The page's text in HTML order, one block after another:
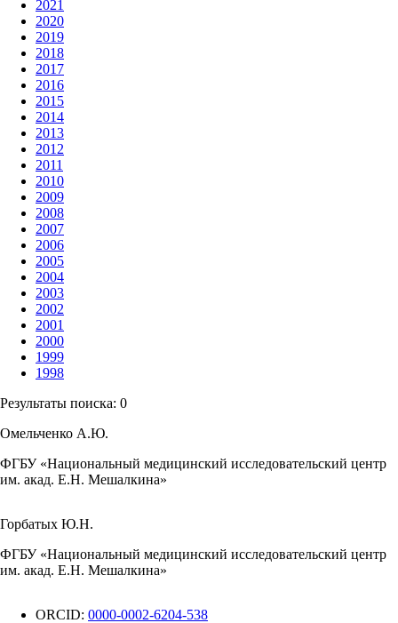
2021
2020
2019
2018
2017
2016
2015
2014
2013
2012
2011
2010
2009
2008
2007
2006
2005
2004
2003
2002
2001
2000
1999
1998
Результаты поиска: 0
Омельченко А.Ю.
ФГБУ «Национальный медицинский исследовательский центр
им. акад. Е.Н. Мешалкина»
Горбатых Ю.Н.
ФГБУ «Национальный медицинский исследовательский центр
им. акад. Е.Н. Мешалкина»
ORCID: 0000-0002-6204-538